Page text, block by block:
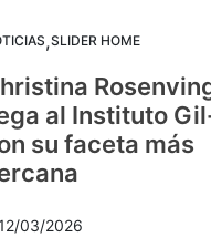
,SLIDER HOME
al Instituto
su faceta más
03/2026